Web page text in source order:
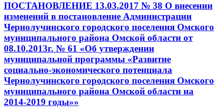
ПОСТАНОВЛЕНИЕ 13.03.2017 № 38 О внесении
изменений в постановление Администрации
Чернолучинского городского поселения Омского
муниципального района Омской области от
08.10.2013г. № 61 «Об утверждении
муниципальной программы «Развитие
социально-экономического потенциала
Чернолучинского городского поселения Омского
муниципального района Омской области на
2014-2019 годы»»